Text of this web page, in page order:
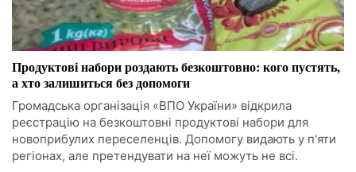
Продуктові набори роздають безкоштовно: кого пустять,
а хто залишиться без допомоги
Громадська організація «ВПО України» відкрила
реєстрацію на безкоштовні продуктові набори для
новоприбулих переселенців. Допомогу видають у п'яти
регіонах, але претендувати на неї можуть не всі.